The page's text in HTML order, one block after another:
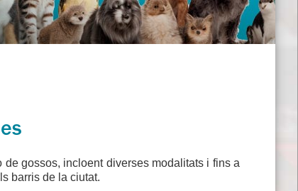
de gossos, incloent diverses modalitats i fins a
barris de la ciutat.